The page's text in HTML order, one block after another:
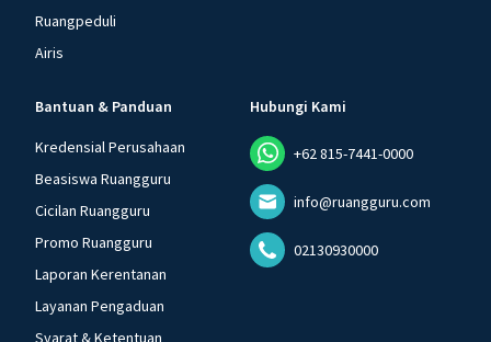
Ruangpeduli
Airis
Bantuan & Panduan
Kredensial Perusahaan
Beasiswa Ruangguru
Cicilan Ruangguru
Promo Ruangguru
Laporan Kerentanan
Layanan Pengaduan
Syarat & Ketentuan
Hubungi Kami
+62 815-7441-0000
info@ruangguru.com
02130930000